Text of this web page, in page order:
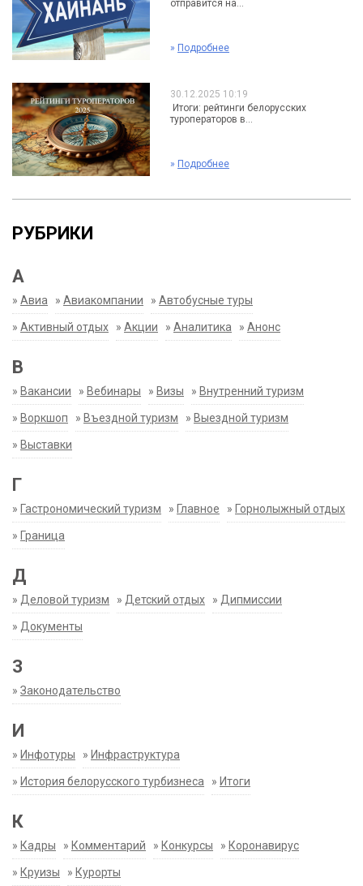
отправится на...
» Подробнее
30.12.2025 10:19
Итоги: рейтинги белорусских
туроператоров в...
» Подробнее
РУБРИКИ
А
» Авиа » Авиакомпании » Автобусные туры
» Активный отдых » Акции » Аналитика » Анонс
В
» Вакансии » Вебинары » Визы » Внутренний туризм
» Воркшоп » Въездной туризм » Выездной туризм
» Выставки
Г
» Гастрономический туризм » Главное » Горнолыжный отдых
» Граница
Д
» Деловой туризм » Детский отдых » Дипмиссии
» Документы
З
» Законодательство
И
» Инфотуры » Инфраструктура
» История белорусского турбизнеса » Итоги
К
» Кадры » Комментарий » Конкурсы » Коронавирус
» Круизы » Курорты